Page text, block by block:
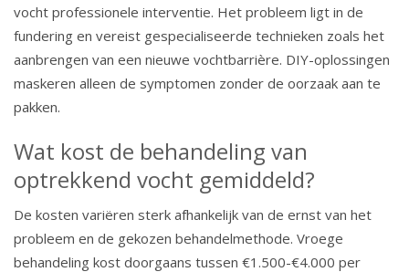
vocht professionele interventie. Het probleem ligt in de
fundering en vereist gespecialiseerde technieken zoals het
aanbrengen van een nieuwe vochtbarrière. DIY-oplossingen
maskeren alleen de symptomen zonder de oorzaak aan te
pakken.
Wat kost de behandeling van
optrekkend vocht gemiddeld?
De kosten variëren sterk afhankelijk van de ernst van het
probleem en de gekozen behandelmethode. Vroege
behandeling kost doorgaans tussen €1.500-€4.000 per